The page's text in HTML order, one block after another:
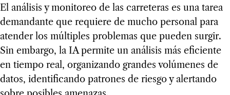
El análisis y monitoreo de las carreteras es una tarea
demandante que requiere de mucho personal para
atender los múltiples problemas que pueden surgir.
Sin embargo, la IA permite un análisis más eficiente
en tiempo real, organizando grandes volúmenes de
datos, identificando patrones de riesgo y alertando